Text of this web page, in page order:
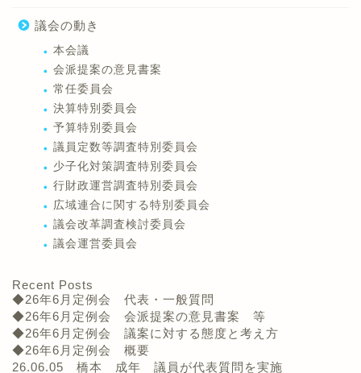
議会の動き
本会議
会派提案の意見書案
常任委員会
決算特別委員会
予算特別委員会
議員定数等調査特別委員会
少子化対策調査特別委員会
行財政運営調査特別委員会
広域連合に関する特別委員会
議会改革調査検討委員会
議会運営委員会
Recent Posts
◆26年6月定例会 代表・一般質問
◆26年6月定例会 会派提案の意見書案 等
◆26年6月定例会 議案に対する態度と考え方
◆26年6月定例会 概要
26.06.05 橋本 成年 議員が代表質問を実施